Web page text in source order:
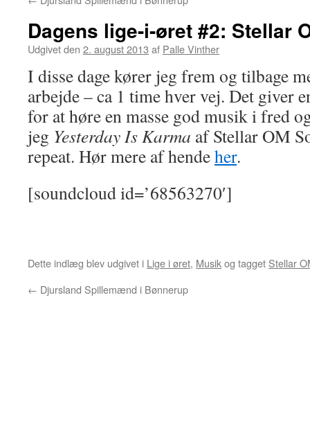
Dagens lige-i-øret #2: Stellar
Udgivet den 2. august 2013 af Palle Vinther
I disse dage kører jeg frem og tilbage
arbejde – ca 1 time hver vej. Det giver
for at høre en masse god musik i fred
jeg Yesterday Is Karma af Stellar OM
repeat. Hør mere af hendeher.
[soundcloud id=’68563270′]
Dette indlæg blev udgivet i Lige i øret, Musikog tagget Stellar
← Djursland Spillemænd i Bønnerup